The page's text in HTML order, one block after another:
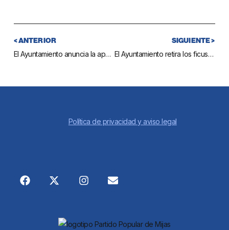
< ANTERIOR
El Ayuntamiento anuncia la apertura del plazo de inscripción de la Granja Escuela del albergue de Entrerríos en Semana Blanca
SIGUIENTE >
El Ayuntamiento retira los ficus de un tramo del bulevar de La Cala que estaban causando daños en el acerado y la calzada
Política de privacidad y aviso legal